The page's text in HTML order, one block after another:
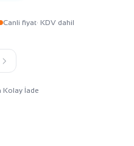
Canli fiyat· KDV dahil
Kolay İade